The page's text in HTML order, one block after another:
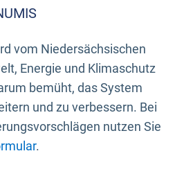
vom Niedersächsischen
Energie und Klimaschutz
bemüht, das System
und zu verbessern. Bei
nutzen Sie
.